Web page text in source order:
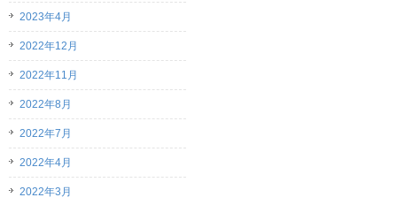
2023年4月
2022年12月
2022年11月
2022年8月
2022年7月
2022年4月
2022年3月